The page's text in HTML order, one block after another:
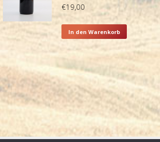
€19,00
In den Warenkorb